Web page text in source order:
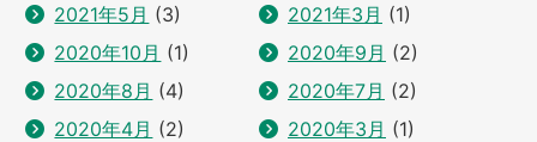
2021年5月 (3) 2021年3月 (1)
2020年10月 (1) 2020年9月 (2)
2020年8月 (4) 2020年7月 (2)
2020年4月 (2) 2020年3月 (1)